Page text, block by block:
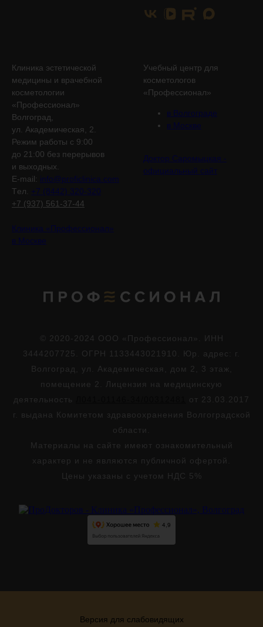
Клиника эстетической
медицины и врачебной
косметологии
«Профессионал»
Волгоград,
ул. Академическая, 2.
Режим работы с 9:00
до 21:00 без перерывов
и выходных.
E-mail: info@proficlinica.com
Tел. +7 (8442) 320-320
+7 (937) 561-37-44
Клиника «Профессионал»
в Москве
Учебный центр для
косметологов
«Профессионал»
в Волгограде
в Москве
Доктор Саромыцкая -
официальный сайт
© 2020-2024 ООО «Профессионал». ИНН
3444207725. ОГРН 1133443021910. Юр. адрес: г.
Волгоград, ул. Академическая, дом 2, 3 этаж,
помещение 2. Лицензия на медицинскую
деятельность
от 23.03.2017
г. выдана Комитетом здравоохранения Волгоградской
области.
Материалы на сайте имеют ознакомительный
характер и не являются публичной офертой.
Цены указаны с учетом НДС 5%
Версия для слабовидящих